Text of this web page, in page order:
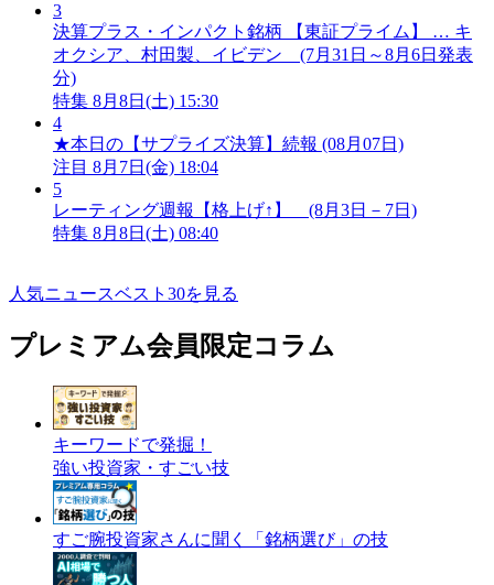
3
決算プラス・インパクト銘柄 【東証プライム】 … キ
オクシア、村田製、イビデン (7月31日～8月6日発表
分)
特集 8月8日(土) 15:30
4
★本日の【サプライズ決算】続報 (08月07日)
注目 8月7日(金) 18:04
5
レーティング週報【格上げ↑】 (8月3日－7日)
特集 8月8日(土) 08:40
人気ニュースベスト30を見る
プレミアム会員限定コラム
キーワードで発掘！
強い投資家・すごい技
すご腕投資家さんに聞く「銘柄選び」の技